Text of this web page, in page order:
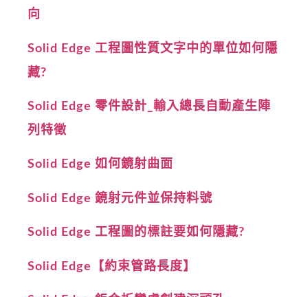
向
Solid Edge 工程圖性質文字中的單位如何隱
藏?
Solid Edge 零件設計_輸入總長自動產生陣
列特徵
Solid Edge 如何鏡射曲面
Solid Edge 鏡射元件並保持料號
Solid Edge 工程圖的標註要如何隱藏?
Solid Edge【約束管路長度】